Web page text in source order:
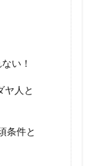
い！
ヤ人と
条件と
会
奇跡の薬